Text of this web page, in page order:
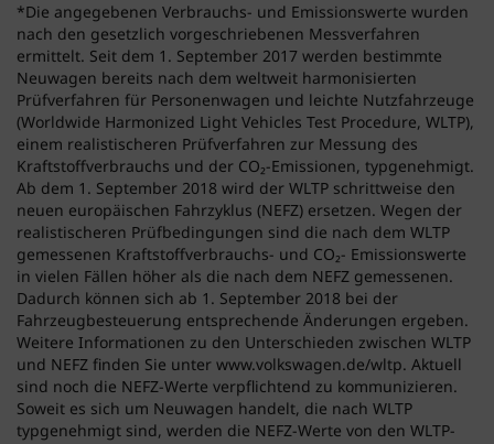
*Die angegebenen Verbrauchs- und Emissionswerte wurden
nach den gesetzlich vorgeschriebenen Messverfahren
ermittelt. Seit dem 1. September 2017 werden bestimmte
Neuwagen bereits nach dem weltweit harmonisierten
Prüfverfahren für Personenwagen und leichte Nutzfahrzeuge
(Worldwide Harmonized Light Vehicles Test Procedure, WLTP),
einem realistischeren Prüfverfahren zur Messung des
Kraftstoffverbrauchs und der CO₂-Emissionen, typgenehmigt.
Ab dem 1. September 2018 wird der WLTP schrittweise den
neuen europäischen Fahrzyklus (NEFZ) ersetzen. Wegen der
realistischeren Prüfbedingungen sind die nach dem WLTP
gemessenen Kraftstoffverbrauchs- und CO₂- Emissionswerte
in vielen Fällen höher als die nach dem NEFZ gemessenen.
Dadurch können sich ab 1. September 2018 bei der
Fahrzeugbesteuerung entsprechende Änderungen ergeben.
Weitere Informationen zu den Unterschieden zwischen WLTP
und NEFZ finden Sie unter www.volkswagen.de/wltp. Aktuell
sind noch die NEFZ-Werte verpflichtend zu kommunizieren.
Soweit es sich um Neuwagen handelt, die nach WLTP
typgenehmigt sind, werden die NEFZ-Werte von den WLTP-